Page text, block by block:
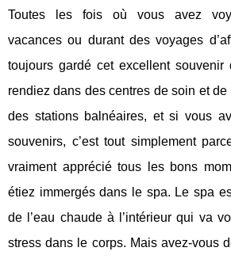
Toutes les fois où vous avez
vacances ou durant des voyages
toujours gardé cet excellent souvenir
rendiez dans des centres de soin et
des stations balnéaires, et si vous
souvenirs, c’est tout simplement
vraiment apprécié tous les bons
étiez immergés dans le spa. Le spa
de l’eau chaude à l’intérieur qui va
stress dans le corps. Mais avez-vous